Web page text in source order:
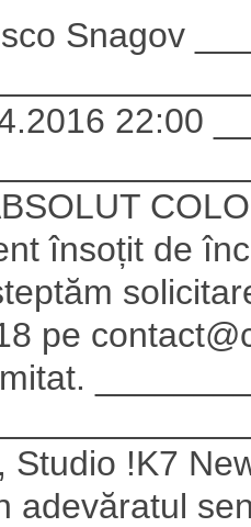
Snagov
22:00
însoțit de
pe
Studio !K7
adevăratul